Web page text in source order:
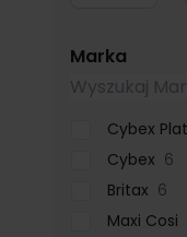
Marka
Cybex
Cybex 6
Britax 6
Maxi Cosi